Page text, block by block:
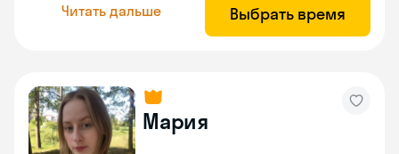
Читать дальше Выбрать время
Мария